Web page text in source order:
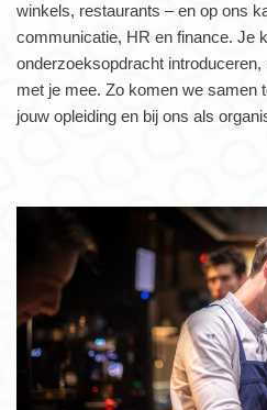
winkels, restaurants – en op ons
communicatie, HR en finance. Je
onderzoeksopdracht
met je mee. Zo komen we samen
jouw opleiding en bij ons als